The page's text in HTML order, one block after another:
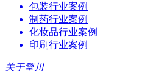
包装行业案例
制药行业案例
化妆品行业案例
印刷行业案例
关于擎川